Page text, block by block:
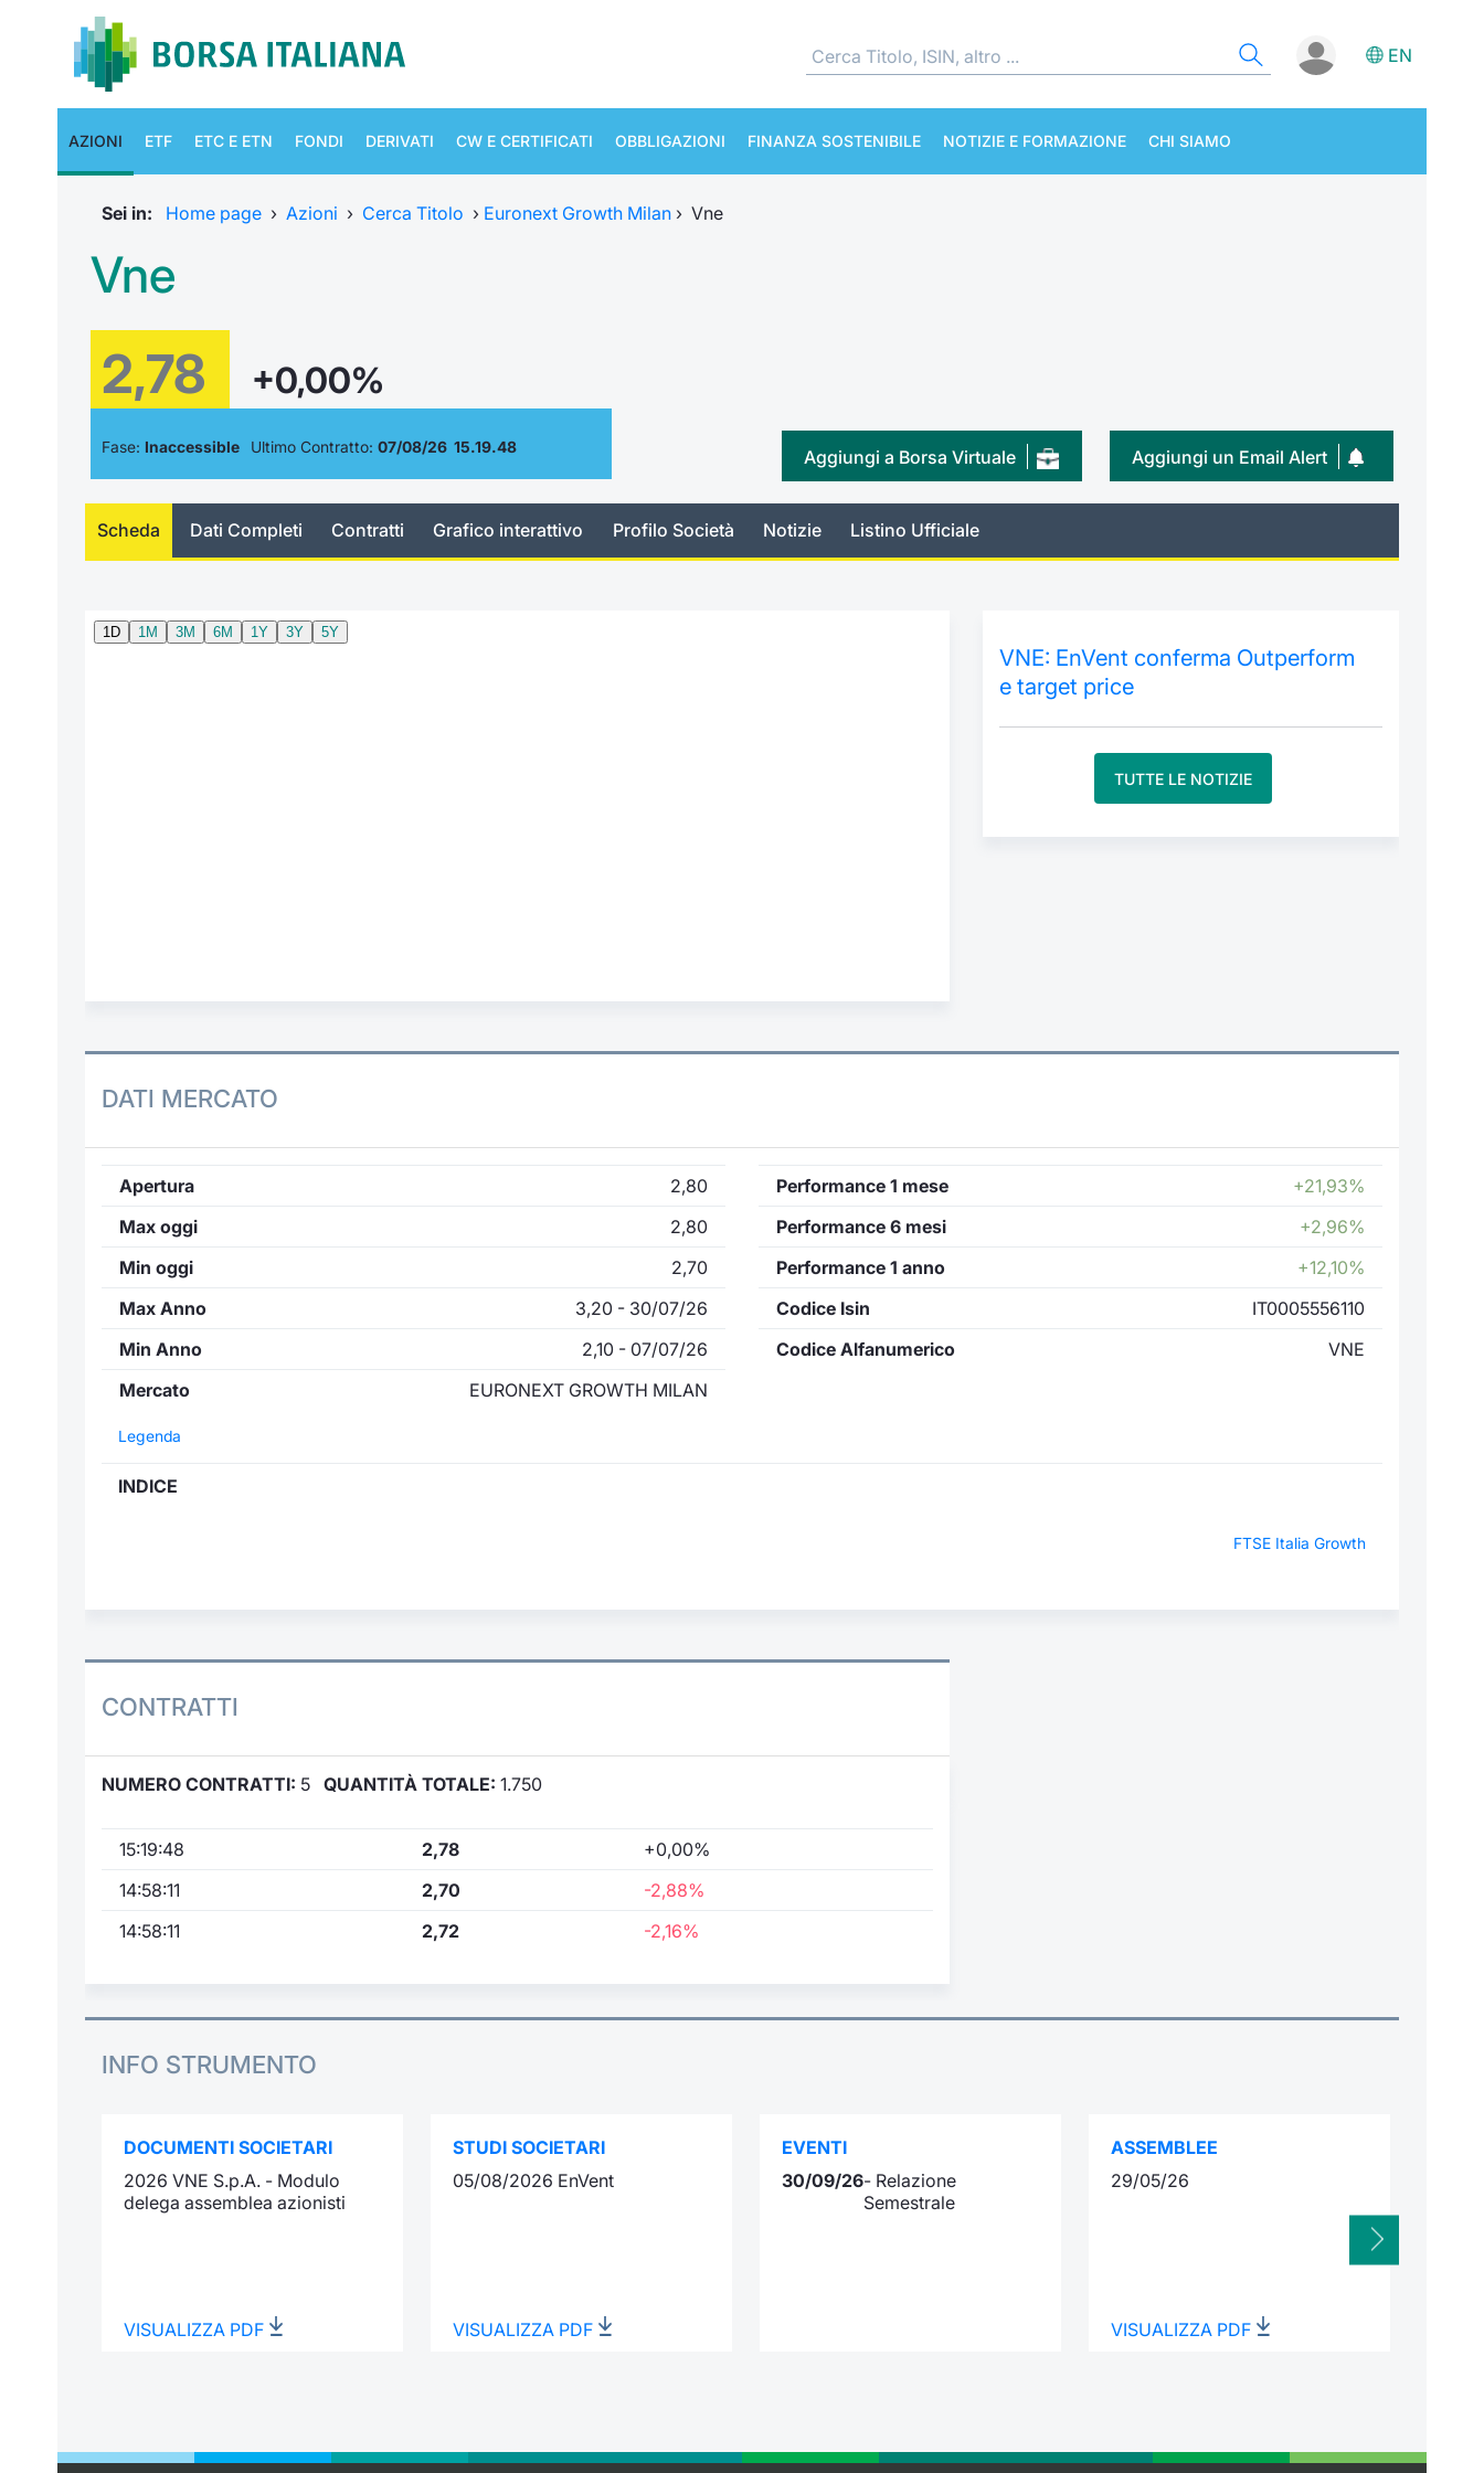
EN
AZIONI ETF ETC E ETN FONDI DERIVATI CW E CERTIFICATI OBBLIGAZIONI FINANZA SOSTENIBILE NOTIZIE E FORMAZIONE CHI SIAMO
Sei in: Home page › Azioni › Cerca Titolo › Euronext Growth Milan › Vne
Vne
2,78 +0,00%
Fase: Inaccessible Ultimo Contratto: 07/08/26 15.19.48 Aggiungi un Email Alert
Aggiungi a Borsa Virtuale
Scheda Dati Completi Contratti Grafico interattivo Profilo Società Notizie Listino Ufficiale
VNE: EnVent conferma Outperform
e target price
TUTTE LE NOTIZIE
DATI MERCATO
Apertura
2,80
Max oggi
2,80
Min oggi
2,70
Max Anno
3,20 - 30/07/26
Min Anno
2,10 - 07/07/26
Mercato
EURONEXT GROWTH MILAN
Performance 1 mese
+21,93%
Performance 6 mesi
+2,96%
Performance 1 anno
+12,10%
Codice Isin
IT0005556110
Codice Alfanumerico
VNE
Legenda
INDICE
FTSE Italia Growth
CONTRATTI
NUMERO CONTRATTI: 5 QUANTITÀ TOTALE: 1.750
15:19:48 2,78
+0,00%
14:58:11
2,70
-2,88%
14:58:11
2,72 -2,16%
INFO STRUMENTO
DOCUMENTI SOCIETARI
2026 VNE S.p.A. - Modulo
delega assemblea azionisti
VISUALIZZA PDF
STUDI SOCIETARI
05/08/2026 EnVent
VISUALIZZA PDF
EVENTI
30/09/26- Relazione
Semestrale
ASSEMBLEE
29/05/26
VISUALIZZA PDF